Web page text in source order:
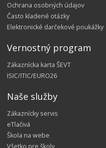
Ochrana osobných údajov
Často kladené otázky
Elektronické darčekové poukážky
Vernostný program
Zákaznícka karta ŠEVT
ISIC/ITIC/EURO26
Naše služby
Zákaznícky servis
eTlačivá
Škola na webe
Všetko pre školy